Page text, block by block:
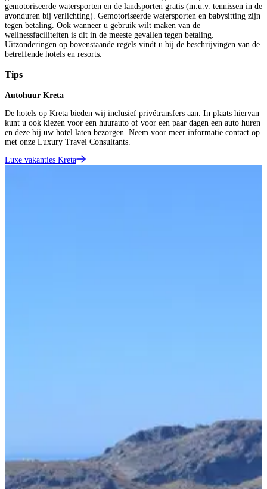
gemotoriseerde watersporten en de landsporten gratis (m.u.v. tennissen in de
avonduren bij verlichting). Gemotoriseerde watersporten en babysitting zijn
tegen betaling. Ook wanneer u gebruik wilt maken van de
wellnessfaciliteiten is dit in de meeste gevallen tegen betaling.
Uitzonderingen op bovenstaande regels vindt u bij de beschrijvingen van de
betreffende hotels en resorts.
Tips
Autohuur Kreta
De hotels op Kreta bieden wij inclusief privétransfers aan. In plaats hiervan
kunt u ook kiezen voor een huurauto of voor een paar dagen een auto huren
en deze bij uw hotel laten bezorgen. Neem voor meer informatie contact op
met onze Luxury Travel Consultants.
Luxe vakanties Kreta